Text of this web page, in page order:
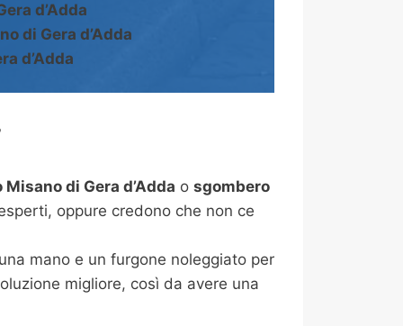
d’Adda
di Gera d’Adda
d’Adda
di Gera d’Adda o sgombero
oppure credono che non ce
mano e un furgone noleggiato per
migliore, così da avere una